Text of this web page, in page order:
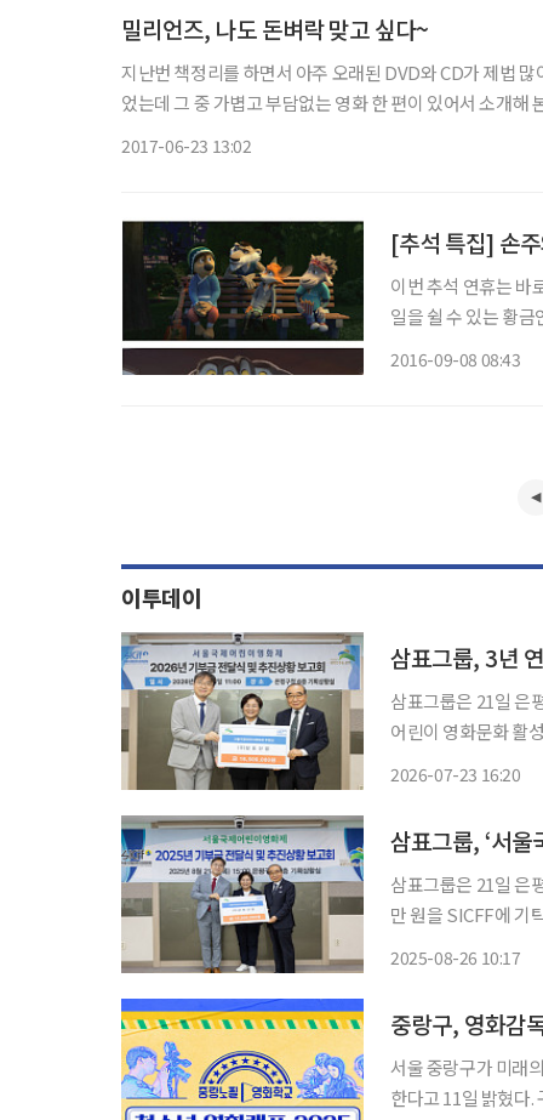
밀리언즈, 나도 돈벼락 맞고 싶다~
지난번 책정리를 하면서 아주 오래된 DVD와 CD가 제법
었는데 그 중 가볍고 부담없는 영화 한 편이 있어서 소개
2017-06-23 13:02
[추석 특집] 손
이번 추석 연휴는 바
일을 쉴 수 있는 황
2016-09-08 08:43
이투데이
삼표그룹, 3년
삼표그룹은 21일 은
어린이 영화문화 활성화
2026-07-23 16:20
삼표그룹, ‘서
삼표그룹은 21일 은
만 원을 SICFF에 기
2025-08-26 10:17
중랑구, 영화감
서울 중랑구가 미래
한다고 11일 밝혔다. 구는 지난달 마무리된 ‘2025 어린이 영화교실’에 이어 중학생과 고등학